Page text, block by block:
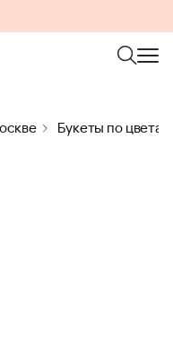
Букеты по цветам